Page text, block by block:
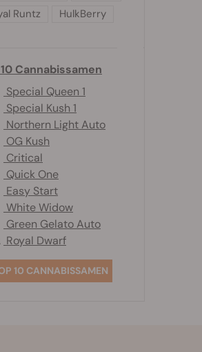
Runtz
HulkBerry
Cannabissamen
Special Queen 1
Special Kush 1
Northern Light Auto
OG Kush
Critical
Quick One
Easy Start
White Widow
Green Gelato Auto
Royal Dwarf
10 CANNABISSAMEN